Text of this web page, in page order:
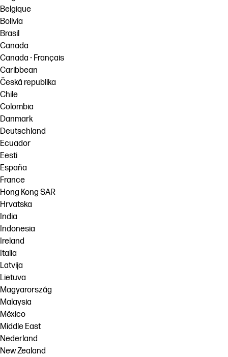
Belgique
Bolivia
Brasil
Canada
Canada - Français
Caribbean
Česká republika
Chile
Colombia
Danmark
Deutschland
Ecuador
Eesti
España
France
Hong Kong SAR
Hrvatska
India
Indonesia
Ireland
Italia
Latvija
Lietuva
Magyarország
Malaysia
México
Middle East
Nederland
New Zealand